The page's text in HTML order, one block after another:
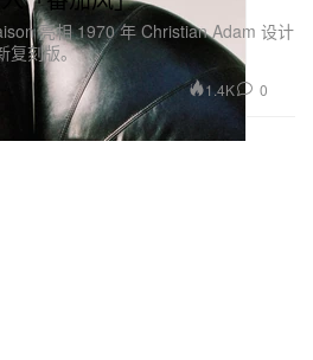
亮相 1970 年 Christian Adam 设计
复刻版。
1.4K 0